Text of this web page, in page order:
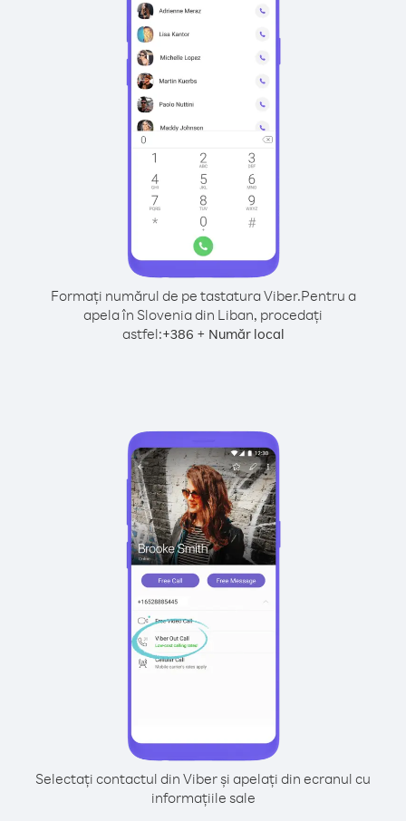
Formați numărul de pe tastatura Viber.Pentru a
apela în Slovenia din Liban, procedați
astfel:+386 + Număr local
Selectați contactul din Viber și apelați din ecranul cu
informațiile sale